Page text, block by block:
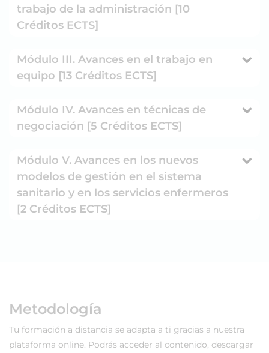
trabajo de la administración [10
Créditos ECTS]
Módulo III. Avances en el trabajo en
equipo [13 Créditos ECTS]
Módulo IV. Avances en técnicas de
negociación [5 Créditos ECTS]
Módulo V. Avances en los nuevos
modelos de gestión en el sistema
sanitario y en los servicios enfermeros
[2 Créditos ECTS]
Metodología
Tu formación a distancia se adapta a ti gracias a nuestra
plataforma online. Podrás acceder al contenido, descargar